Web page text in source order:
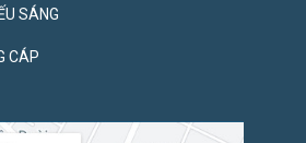
SÁNG
CÁP